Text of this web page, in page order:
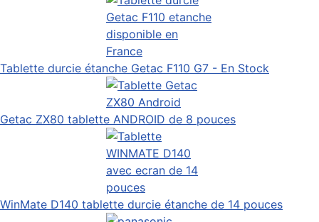
Tablette durcie étanche Getac F110 G7 - En Stock
Getac ZX80 tablette ANDROID de 8 pouces
WinMate D140 tablette durcie étanche de 14 pouces